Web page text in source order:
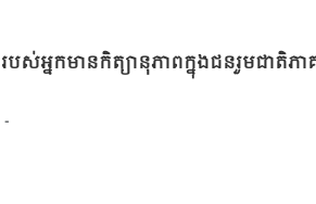
បស់អ្នកមានកិត្យានុភាពក្នុងជនរួមជាតិភ
-